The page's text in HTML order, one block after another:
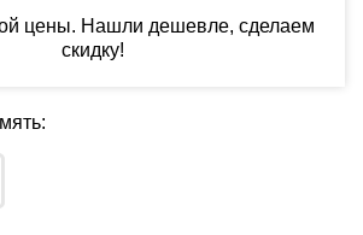
цены. Нашли дешевле, сделаем
скидку!